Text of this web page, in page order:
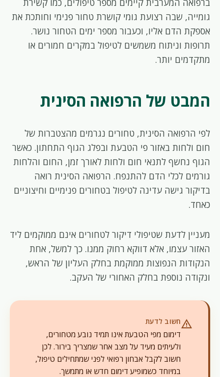
ברפואה המערבית קיימים מספר טיפולים, כמו קשירת
גומייה, שבה רצועת גומי קושרת טחור פנימי וחותכת את
אספקת הדם אליו, וכעבור מספר ימים הטחור נושר.
תרופות וניתוח משמשים לטיפול במקרים חמורים או
מתקדמים יותר.
המבט של הרפואה הסינית
לפי הרפואה הסינית, טחורים נגרמים מהצטברות של
חום ולחות באזור פי הטבעת ובפלג הגוף התחתון. כאשר
הגוף נחשף לתנאי חום ולחות לאורך זמן, החום והלחות
גורמים לכלי הדם להתנפח. הרפואה הסינית רואה
בדיקור גישה עדינה לטיפול בטחורים פנימיים וחיצוניים
כאחד.
מעניין לדעת שטיפולי דיקור לטחורים אינם ממוקמים ליד
האזור עצמו, אלא דווקא רחוק ממנו. כך למשל, אחת
הנקודות הנפוצות ממוקמת בחלק העליון של הראש,
ונקודה נוספת בחלק האחורי של העקב.
warningחשוב לדעת
דימום מפי הטבעת אינו תמיד נובע מטחורים,
ולעיתים מעיד על מצב אחר שמצריך בירור. לכן
חשוב לקבל אבחון רפואי לפני שמתחילים טיפול,
במיוחד כשמופיע דימום חדש או מתמשך.